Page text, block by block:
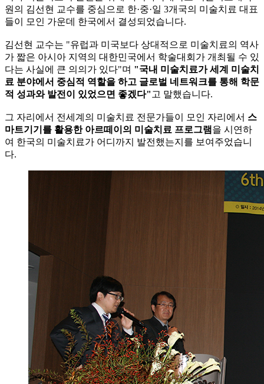
원의 김선현 교수를 중심으로 한·중·일 3개국의 미술치료 대표
들이 모인 가운데 한국에서 결성되었습니다.
김선현 교수는 "유럽과 미국보다 상대적으로 미술치료의 역사
가 짧은 아시아 지역의 대한민국에서 학술대회가 개최될 수 있
다는 사실에 큰 의의가 있다"며 "국내 미술치료가 세계 미술치
료 분야에서 중심적 역할을 하고 글로벌 네트워크를 통해 학문
적 성과와 발전이 있었으면 좋겠다" 고 말했습니다.
그 자리에서 전세계의 미술치료 전문가들이 모인 자리에서 스
마트기기를 활용한 아르떼이의 미술치료 프로그램을 시연하
여 한국의 미술치료가 어디까지 발전했는지를 보여주었습니
다.